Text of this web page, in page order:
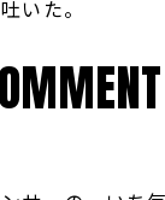
いた。